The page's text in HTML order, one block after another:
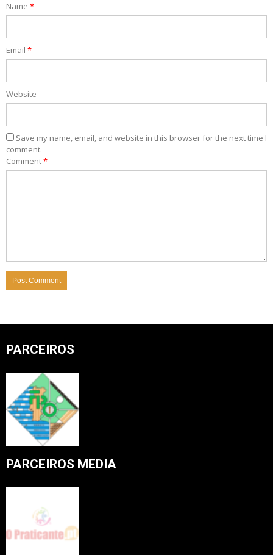
Name *
Email *
Website
Save my name, email, and website in this browser for the next time I
comment.
Comment*
PARCEIROS
PARCEIROS MEDIA